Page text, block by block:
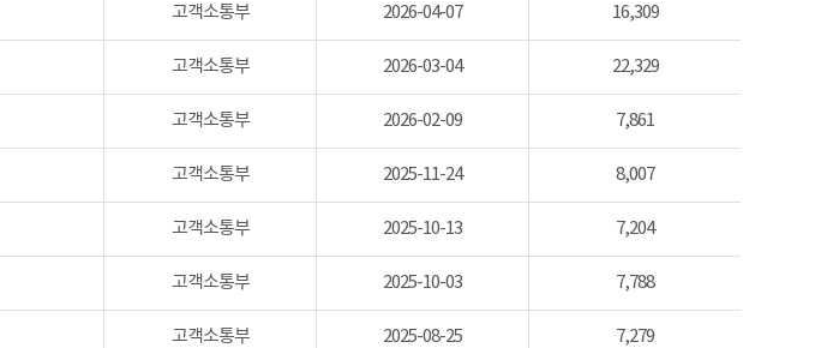
고객소통부 2026-04-07 16,309
고객소통부 2026-03-04 22,329
고객소통부 2026-02-09 7,861
고객소통부 2025-11-24 8,007
고객소통부 2025-10-13 7,204
고객소통부 2025-10-03 7,788
고객소통부 2025-08-25 7,279